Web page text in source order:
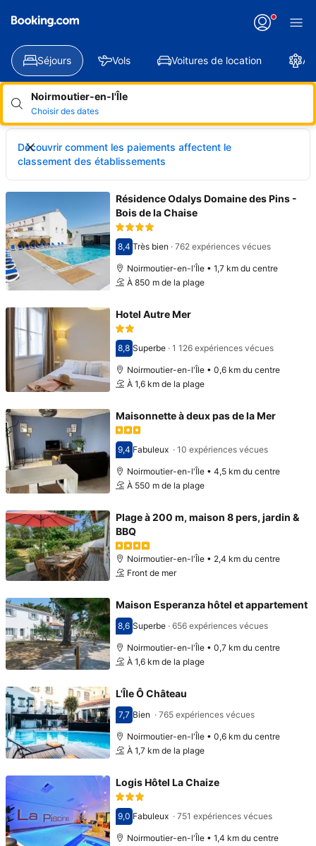
Séjours Vols Voitures de location
Noirmoutier-en-l'Île
Choisir des dates
Découvrir comment les paiements affectent le
classement des établissements
Résidence Odalys Domaine des Pins -
Bois de la Chaise
Avec une note de 8,4
8,4 Très bien · 762 expériences vécues
Noirmoutier-en-l'Île • 1,7 km du centre
À 850 m de la plage
Hotel Autre Mer
Avec une note de 8,8
8,8 Superbe· 1 126 expériences vécues
Noirmoutier-en-l'Île • 0,6 km du centre
À 1,6 km de la plage
Maisonnette à deux pas de la Mer
Avec une note de 9,4
9,4 Fabuleux · 10 expériences vécues
Noirmoutier-en-l'Île • 4,5 km du centre
À 550 m de la plage
Plage à 200 m, maison 8 pers, jardin &
BBQ
Noirmoutier-en-l'Île • 2,4 km du centre
Front de mer
Maison Esperanza hôtel et appartement
Avec une note de 8,6
8,6 Superbe· 656 expériences vécues
Noirmoutier-en-l'Île • 0,7 km du centre
À 1,6 km de la plage
L'Île Ô Château
Avec une note de 7,7
7,7 Bien · 765 expériences vécues
Noirmoutier-en-l'Île • 0,6 km du centre
À 1,7 km de la plage
Logis Hôtel La Chaize
Avec une note de 9,0
9,0 Fabuleux · 751 expériences vécues
Noirmoutier-en-l'Île • 1,4 km du centre